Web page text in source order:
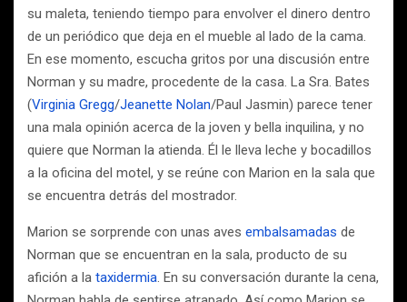
su maleta, teniendo tiempo para envolver el dinero dentro
de un periódico que deja en el mueble al lado de la cama.
En ese momento, escucha gritos por una discusión entre
Norman y su madre, procedente de la casa. La Sra. Bates
(Virginia Gregg/Jeanette Nolan/Paul Jasmin) parece tener
una mala opinión acerca de la joven y bella inquilina, y no
quiere que Norman la atienda. Él le lleva leche y bocadillos
a la oficina del motel, y se reúne con Marion en la sala que
se encuentra detrás del mostrador.
Marion se sorprende con unas aves embalsamadas de
Norman que se encuentran en la sala, producto de su
afición a la taxidermia. En su conversación durante la cena,